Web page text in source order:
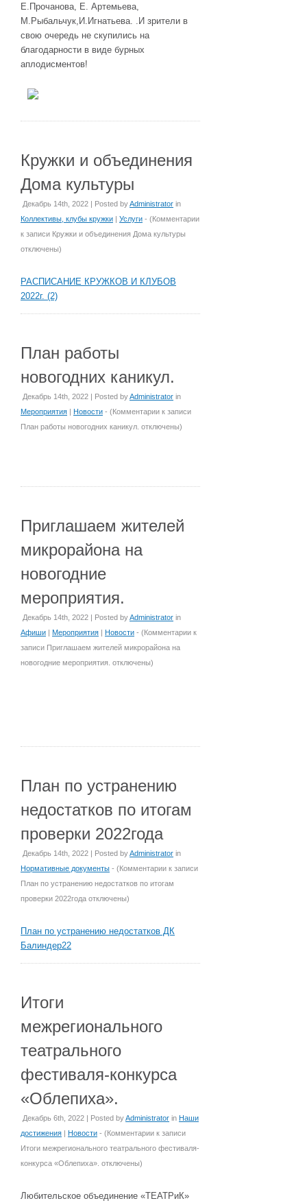
Е.Прочанова, Е. Артемьева,
М.Рыбальчук,И.Игнатьева. .И зрители в
свою очередь не скупились на
благодарности в виде бурных
аплодисментов!
Кружки и объединения
Дома культуры
Декабрь 14th, 2022 | Posted byAdministrator in
Коллективы, клубы кружки | Услуги - (Комментарии
к записи Кружки и объединения Дома культуры
отключены)
РАСПИСАНИЕ КРУЖКОВ И КЛУБОВ
2022г. (2)
План работы
новогодних каникул.
Декабрь 14th, 2022 | Posted byAdministrator in
Мероприятия | Новости - (Комментарии к записи
План работы новогодних каникул. отключены)
Приглашаем жителей
микрорайона на
новогодние
мероприятия.
Декабрь 14th, 2022 | Posted byAdministrator in
Афиши | Мероприятия | Новости - (Комментарии к
записи Приглашаем жителей микрорайона на
новогодние мероприятия. отключены)
План по устранению
недостатков по итогам
проверки 2022года
Декабрь 14th, 2022 | Posted byAdministrator in
Нормативные документы - (Комментарии к записи
План по устранению недостатков по итогам
проверки 2022года отключены)
План по устранению недостатков ДК
Балиндер22
Итоги
межрегионального
театрального
фестиваля-конкурса
«Облепиха».
Декабрь 6th, 2022 | Posted byAdministrator in Наши
достижения | Новости - (Комментарии к записи
Итоги межрегионального театрального фестиваля-
конкурса «Облепиха». отключены)
Любительское объединение «ТЕАТРиК»